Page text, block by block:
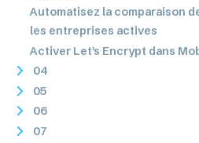
Automatisez la comparaison
les entreprises actives
Activer Let's Encrypt dans
04
05
06
07